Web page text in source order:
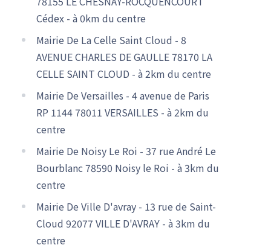
Cédex - à 0km du centre
Mairie De La Celle Saint Cloud - 8
AVENUE CHARLES DE GAULLE 78170 LA
CELLE SAINT CLOUD - à 2km du centre
Mairie De Versailles - 4 avenue de Paris
RP 1144 78011 VERSAILLES - à 2km du
centre
Mairie De Noisy Le Roi - 37 rue André Le
Bourblanc 78590 Noisy le Roi - à 3km du
centre
Mairie De Ville D'avray - 13 rue de Saint-
Cloud 92077 VILLE D'AVRAY - à 3km du
centre